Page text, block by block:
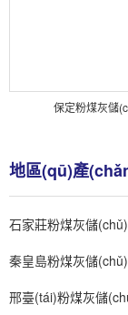
保定粉煤灰儲
地區(qū)產
石家莊粉煤灰儲
秦皇島粉煤灰儲
邢臺(tái)粉煤灰儲